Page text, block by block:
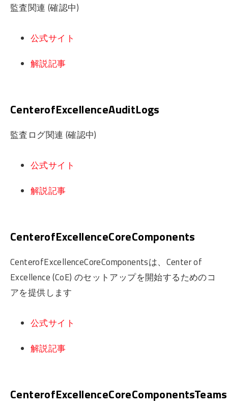
監査関連 (確認中)
公式サイト
解説記事
CenterofExcellenceAuditLogs
監査ログ関連 (確認中)
公式サイト
解説記事
CenterofExcellenceCoreComponents
CenterofExcellenceCoreComponentsは、Center of
Excellence (CoE) のセットアップを開始するためのコ
アを提供します
公式サイト
解説記事
CenterofExcellenceCoreComponentsTeams